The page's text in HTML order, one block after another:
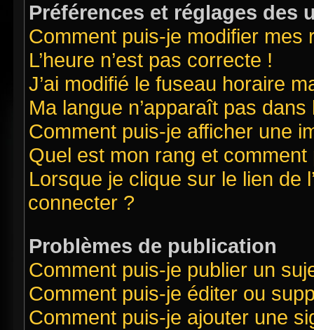
Préférences et réglages des
Comment puis-je modifier mes
L’heure n’est pas correcte !
J’ai modifié le fuseau horaire
Ma langue n’apparaît pas dans
Comment puis-je afficher une
Quel est mon rang et
Lorsque je clique sur le lien de
connecter ?
Problèmes de publication
Comment puis-je publier un
Comment puis-je éditer ou
Comment puis-je ajouter une